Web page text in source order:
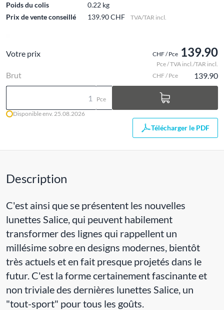
Poids du colis
0.22 kg
Prix de vente conseillé
139.90 CHF TVA/TAR incl.
Votre prix CHF / Pce 139.90
Pce / TVA incl./TAR incl.
Brut CHF / Pce 139.90
Pce
Disponible env. 25.08.2026
Télécharger le PDF
Description
C'est ainsi que se présentent les nouvelles
lunettes Salice, qui peuvent habilement
transformer des lignes qui rappellent un
millésime sobre en designs modernes, bientôt
très actuels et en fait presque projetés dans le
futur. C'est la forme certainement fascinante et
non triviale des dernières lunettes Salice, un
"tout-sport" pour tous les goûts.